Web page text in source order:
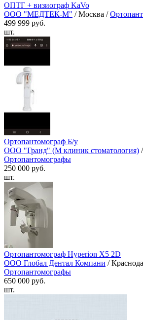
ОПТГ + визиограф KaVo
ООО "МЕДТЕК-М" / Москва /
499 999 руб.
шт.
Ортопантомограф Б/у
ООО "Гранд" (М клиник стоматология)
Ортопантомографы
250 000 руб.
шт.
Ортопантомограф Hyperion X5 2D
ООО Глобал Дентал Компани /
Ортопантомографы
650 000 руб.
шт.